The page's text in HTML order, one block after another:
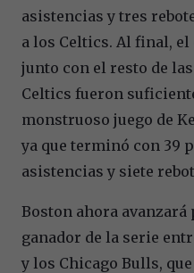
asistencias y tres
a los Celtics. Al final, el
junto con el resto de
Celtics fueron
monstruoso juego de
ya que terminó con 39
asistencias y siete
Boston ahora
ganador de la serie
y los Chicago Bulls,